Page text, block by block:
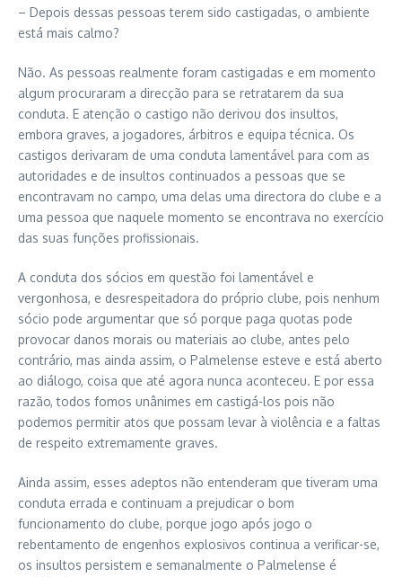
– Depois dessas pessoas terem sido castigadas, o ambiente
está mais calmo?
Não. As pessoas realmente foram castigadas e em momento
algum procuraram a direcção para se retratarem da sua
conduta. E atenção o castigo não derivou dos insultos,
embora graves, a jogadores, árbitros e equipa técnica. Os
castigos derivaram de uma conduta lamentável para com as
autoridades e de insultos continuados a pessoas que se
encontravam no campo, uma delas uma directora do clube e a
uma pessoa que naquele momento se encontrava no exercício
das suas funções profissionais.
A conduta dos sócios em questão foi lamentável e
vergonhosa, e desrespeitadora do próprio clube, pois nenhum
sócio pode argumentar que só porque paga quotas pode
provocar danos morais ou materiais ao clube, antes pelo
contrário, mas ainda assim, o Palmelense esteve e está aberto
ao diálogo, coisa que até agora nunca aconteceu. E por essa
razão, todos fomos unânimes em castigá-los pois não
podemos permitir atos que possam levar à violência e a faltas
de respeito extremamente graves.
Ainda assim, esses adeptos não entenderam que tiveram uma
conduta errada e continuam a prejudicar o bom
funcionamento do clube, porque jogo após jogo o
rebentamento de engenhos explosivos continua a verificar-se,
os insultos persistem e semanalmente o Palmelense é